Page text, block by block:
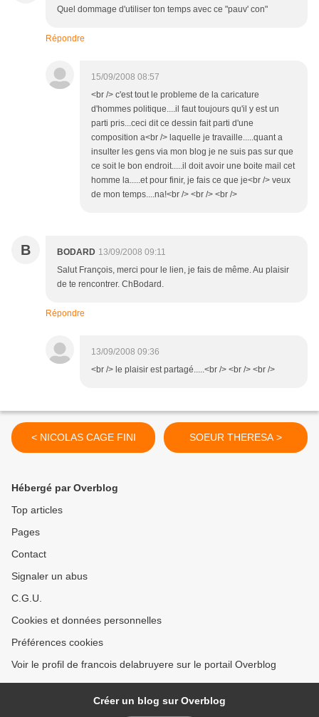
Quel dommage d'utiliser ton temps avec ce "pauv' con"
Répondre
15/09/2008 08:57
<br /> c'est tout le probleme de la caricature
d'hommes politique....il faut toujours qu'il y est un
parti pris...ceci dit ce dessin fait parti d'une
composition a<br /> laquelle je travaille.....quant a
insulter les gens via mon blog je ne suis pas sur que
ce soit le bon endroit.....il doit avoir une boite mail cet
homme la.....et pour finir, je fais ce que je<br /> veux
de mon temps....na!<br /> <br /> <br />
B BODARD 13/09/2008 09:11
Salut François, merci pour le lien, je fais de même. Au plaisir
de te rencontrer. ChBodard.
Répondre
13/09/2008 09:36
<br /> le plaisir est partagé.....<br /> <br /> <br />
< NICOLAS CAGE FINI SOEUR THERESA >
Hébergé par Overblog
Top articles
Pages
Contact
Signaler un abus
C.G.U.
Cookies et données personnelles
Préférences cookies
Voir le profil de francois delabruyere sur le portail Overblog
Créer un blog sur Overblog